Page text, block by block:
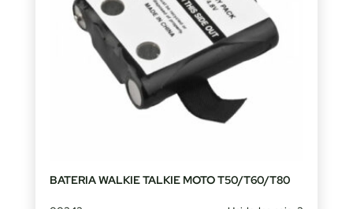
BATERIA WALKIE TALKIE MOTO T50/T60/T80